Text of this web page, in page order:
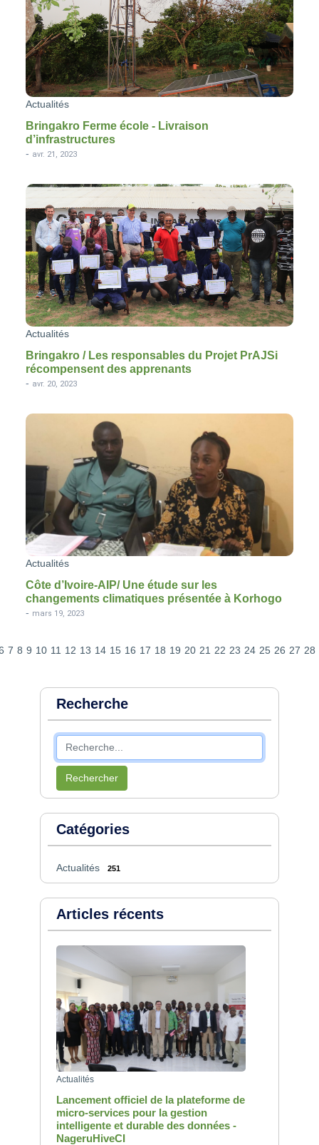
Actualités
Bringakro Ferme école - Livraison
d’infrastructures
- avr. 21, 2023
Actualités
Bringakro / Les responsables du Projet PrAJSi
récompensent des apprenants
- avr. 20, 2023
Actualités
Côte d’Ivoire-AIP/ Une étude sur les
changements climatiques présentée à Korhogo
- mars 19, 2023
7 8 9 10 11 12 13 14 15 16 17 18 19 20 21 22 23 24 25 26 27 28
Recherche
Rechercher
Catégories
Actualités 251
Articles récents
Actualités
Lancement officiel de la plateforme de
micro-services pour la gestion
intelligente et durable des données -
NageruHiveCI